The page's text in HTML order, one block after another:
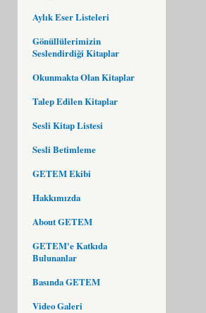
Aylık Eser Listeleri
Gönüllülerimizin
Seslendirdiği Kitaplar
Okunmakta Olan Kitaplar
Talep Edilen Kitaplar
Sesli Kitap Listesi
Sesli Betimleme
GETEM Ekibi
Hakkımızda
About GETEM
GETEM'e Katkıda
Bulunanlar
Basında GETEM
Video Galeri